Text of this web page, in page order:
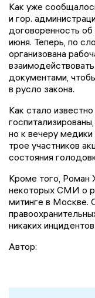
Как уже
и гор.
договоренность об
июня. Теперь, по
организована
документами,
в русло закона.
Как стало
но к вечеру
трое участников
состояния
Кроме того, Роман
некоторых СМИ о
митинге в Москве.
никаких
Автор: